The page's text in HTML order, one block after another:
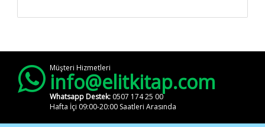
Müşteri Hizmetleri
info@elitkitap.com
Whatsapp Destek: 0507 174 25 00
Hafta İçi 09:00-20:00 Saatleri Arasında